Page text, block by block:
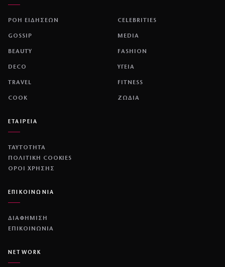
ΡΟΗ ΕΙΔΗΣΕΩΝ CELEBRITIES
GOSSIP MEDIA
BEAUTY FASHION
DECO ΥΓΕΙΑ
TRAVEL FITNESS
COOK ΖΩΔΙΑ
ΕΤΑΙΡΕΙΑ
ΤΑΥΤΟΤΗΤΑ
ΠΟΛΙΤΙΚΉ COOKIES
ΌΡΟΙ ΧΡΉΣΗΣ
ΕΠΙΚΟΙΝΩΝΙΑ
ΔΙΑΦΗΜΙΣΗ
ΕΠΙΚΟΙΝΩΝΙΑ
NETWORK